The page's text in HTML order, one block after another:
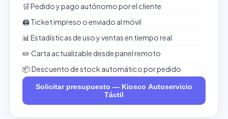
🛒 Pedido y pago autónomo por el cliente
🖨️ Ticket impreso o enviado al móvil
📊 Estadísticas de uso y ventas en tiempo real
✏️ Carta actualizable desde panel remoto
📦 Descuento de stock automático por pedido
Solicitar presupuesto — Kiosco Autoservicio
Táctil